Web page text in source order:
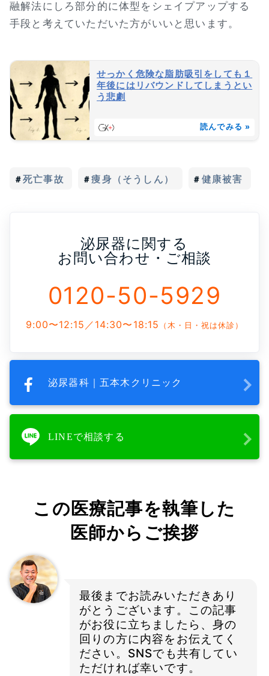
融解法にしろ部分的に体型をシェイプアップする
手段と考えていただいた方がいいと思います。
せっかく危険な脂肪吸引をしても１
年後にはリバウンドしてしまうとい
う悲劇
読んでみる »
死亡事故 痩身（そうしん） 健康被害
泌尿器に関する
お問い合わせ・ご相談
0120-50-5929
9:00〜12:15／14:30〜18:15 （木・日・祝は休診）
泌尿器科｜五本木クリニック
LINEで相談する
この医療記事を執筆した
医師からご挨拶
最後までお読みいただきあり
がとうございます。この記事
がお役に立ちましたら、身の
回りの方に内容をお伝えてく
ださい。SNSでも共有してい
ただければ幸いです。